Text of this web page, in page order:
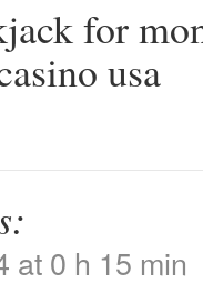
for
usa
at 0 h 15 min